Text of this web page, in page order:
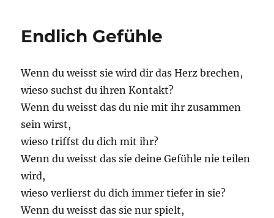
Endlich Gefühle
Wenn du weisst sie wird dir das Herz brechen,
wieso suchst du ihren Kontakt?
Wenn du weisst das du nie mit ihr zusammen
sein wirst,
wieso triffst du dich mit ihr?
Wenn du weisst das sie deine Gefühle nie teilen
wird,
wieso verlierst du dich immer tiefer in sie?
Wenn du weisst das sie nur spielt,